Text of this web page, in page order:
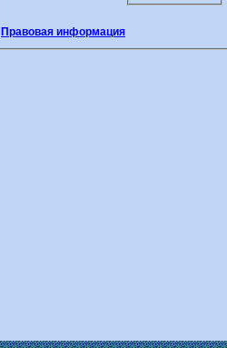
Правовая информация